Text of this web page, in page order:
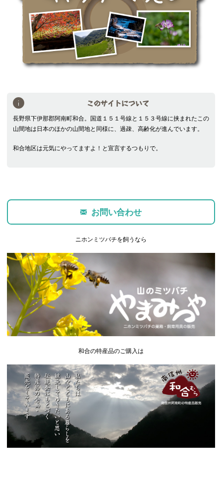
このサイトについて
長野県下伊那郡阿南町和合。国道１５１号線と１５３号線に挟まれたこの
山間地は日本のほかの山間地と同様に、過疎、高齢化が進んでいます。
和合地区は元気にやってますよ！と宣言するつもりで。
お問い合わせ
ニホンミツバチを飼うなら
和合の特産品のご購入は